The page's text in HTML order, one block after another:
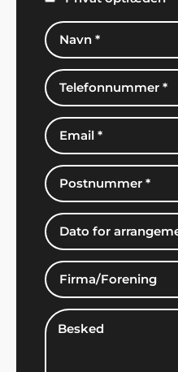
Kim Tvarsted
"Fantastisk
ved hjælp af ShowBizz